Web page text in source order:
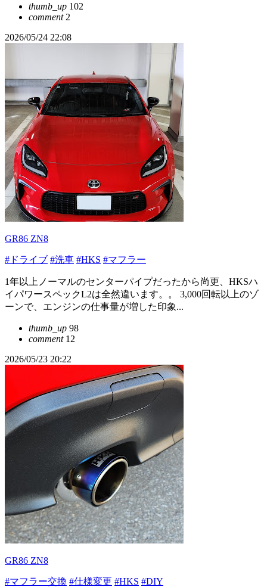
thumb_up 102
comment2
2026/05/24 22:08
GR86 ZN8
#ドライブ #洗車 #HKS #マフラー
1年以上ノーマルのセンターパイプだったから尚更、HKSハ
イパワースペックL2は全然違います。。 3,000回転以上のゾ
ーンで、エンジンの仕事量が増した印象...
thumb_up 98
comment12
2026/05/23 20:22
GR86 ZN8
#マフラー交換 #仕様変更 #HKS #DIY